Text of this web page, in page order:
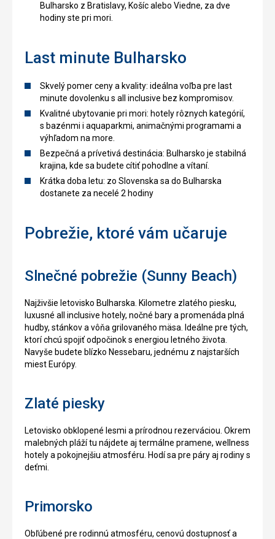
Bulharsko z Bratislavy, Košíc alebo Viedne, za dve
hodiny ste pri mori.
Last minute Bulharsko
Skvelý pomer ceny a kvality: ideálna voľba pre last
minute dovolenku s all inclusive bez kompromisov.
Kvalitné ubytovanie pri mori: hotely rôznych kategórií,
s bazénmi i aquaparkmi, animačnými programami a
výhľadom na more.
Bezpečná a prívetivá destinácia: Bulharsko je stabilná
krajina, kde sa budete cítiť pohodlne a vítaní.
Krátka doba letu: zo Slovenska sa do Bulharska
dostanete za necelé 2 hodiny
Pobrežie, ktoré vám učaruje
Slnečné pobrežie (Sunny Beach)
Najživšie letovisko Bulharska. Kilometre zlatého piesku,
luxusné all inclusive hotely, nočné bary a promenáda plná
hudby, stánkov a vôňa grilovaného mäsa. Ideálne pre tých,
ktorí chcú spojiť odpočinok s energiou letného života.
Navyše budete blízko Nessebaru, jednému z najstarších
miest Európy.
Zlaté piesky
Letovisko obklopené lesmi a prírodnou rezerváciou. Okrem
malebných pláží tu nájdete aj termálne pramene, wellness
hotely a pokojnejšiu atmosféru. Hodí sa pre páry aj rodiny s
deťmi.
Primorsko
Obľúbené pre rodinnú atmosféru, cenovú dostupnosť a